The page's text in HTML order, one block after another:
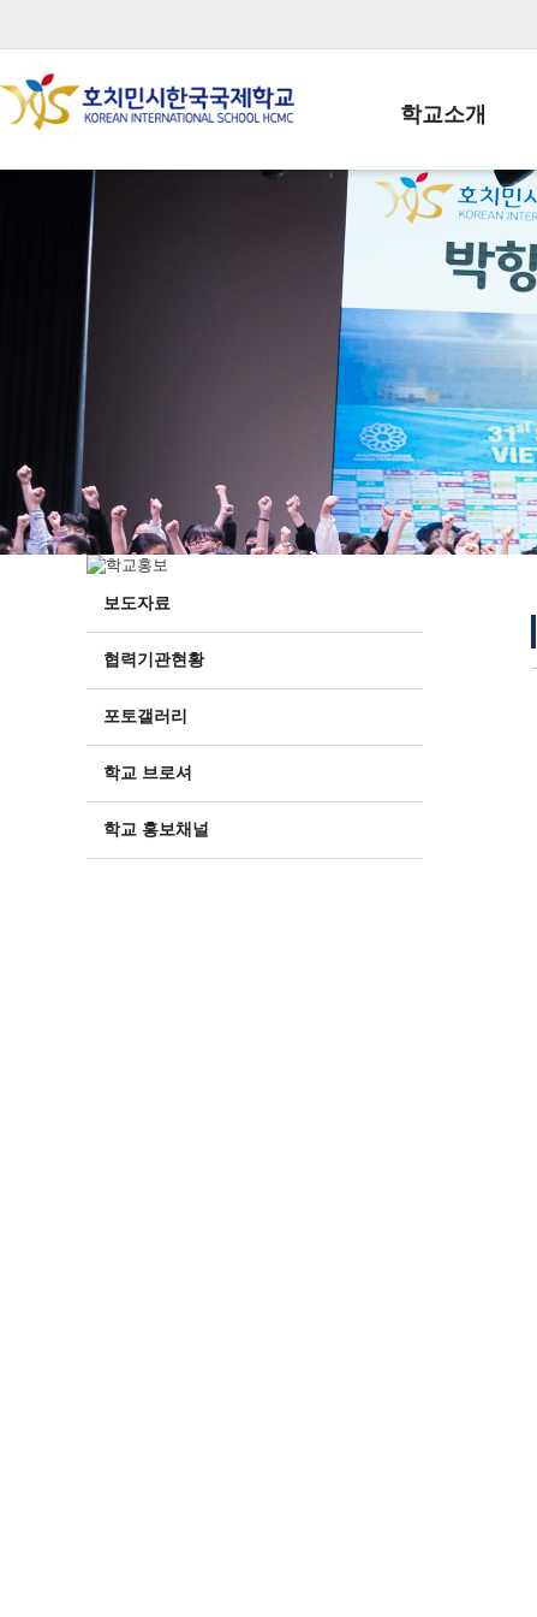
학교소개
학교장인사말
학교상징
학교연혁
교직원현황
학생현황
위치/전화
전경사진
보도자료
협력기관현황
포토갤러리
학교 브로셔
학교 홍보채널